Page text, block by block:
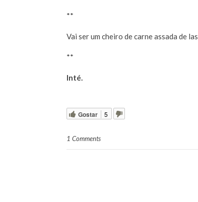
**
Vai ser um cheiro de carne assada de
**
Inté.
Gostar 5
1 Comments